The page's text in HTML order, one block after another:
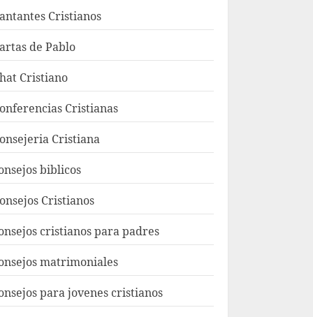
Cristianos
de Pablo
Cristiano
Cristianas
Cristiana
biblicos
Cristianos
cristianos para padres
matrimoniales
para jovenes cristianos